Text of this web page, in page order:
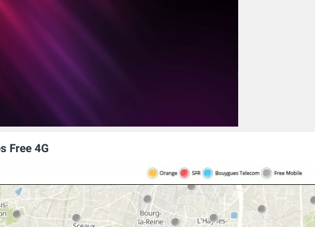
Free 4G